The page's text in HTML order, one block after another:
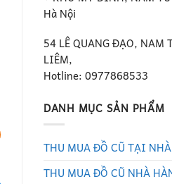
Hà Nội
54 LÊ QUANG ĐẠO, NAM
LIÊM,
Hotline: 0977868533
DANH MỤC SẢN PHẨM
THU MUA ĐỒ CŨ TẠI NHÀ
THU MUA ĐỒ CŨ NHÀ